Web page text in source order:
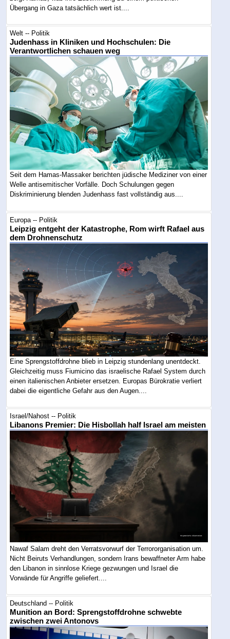
Übergang in Gaza tatsächlich wert ist....
Welt -- Politik
Judenhass in Kliniken und Hochschulen: Die
Verantwortlichen schauen weg
Seit dem Hamas-Massaker berichten jüdische Mediziner von einer
Welle antisemitischer Vorfälle. Doch Schulungen gegen
Diskriminierung blenden Judenhass fast vollständig aus....
Europa -- Politik
Leipzig entgeht der Katastrophe, Rom wirft Rafael aus
dem Drohnenschutz
Eine Sprengstoffdrohne blieb in Leipzig stundenlang unentdeckt.
Gleichzeitig muss Fiumicino das israelische Rafael System durch
einen italienischen Anbieter ersetzen. Europas Bürokratie verliert
dabei die eigentliche Gefahr aus den Augen....
Israel/Nahost -- Politik
Libanons Premier: Die Hisbollah half Israel am meisten
Nawaf Salam dreht den Verratsvorwurf der Terrororganisation um.
Nicht Beiruts Verhandlungen, sondern Irans bewaffneter Arm habe
den Libanon in sinnlose Kriege gezwungen und Israel die
Vorwände für Angriffe geliefert....
Deutschland -- Politik
Munition an Bord: Sprengstoffdrohne schwebte
zwischen zwei Antonovs